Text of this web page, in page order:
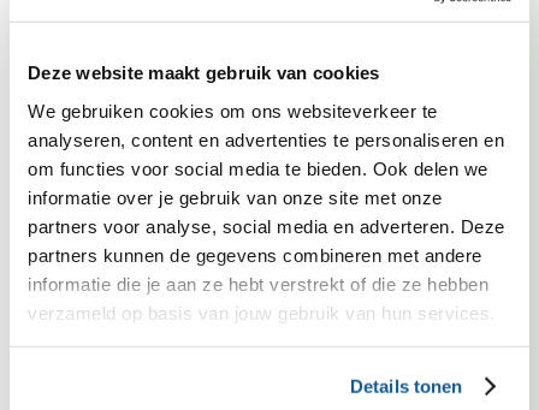
Deze website maakt gebruik van cookies
We gebruiken cookies om ons websiteverkeer te
analyseren, content en advertenties te personaliseren en
om functies voor social media te bieden. Ook delen we
informatie over je gebruik van onze site met onze
partners voor analyse, social media en adverteren. Deze
partners kunnen de gegevens combineren met andere
informatie die je aan ze hebt verstrekt of die ze hebben
verzameld op basis van jouw gebruik van hun services.
Details tonen
seizoen. Kies bij voorkeur voor groente met het
keurmerk.
Kies bij voorkeur voor melk met een topkeurmerk.
Biologisch, Demeter, EKO-NL 3 sterren en Beter
Leven zijn duurzamere keuzes.
Kies bij voorkeur voor kaas met een topkeurmerk.
Biologisch, Demeter, EKO-NL 3 sterren en Beter
Leven zijn duurzamere keuzes.